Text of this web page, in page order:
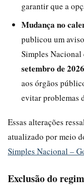
garantir que a
Mudança no
publicou um
Simples Nacional
setembro de 2026
aos órgãos
evitar problemas
Essas alterações
atualizado por meio
Simples Nacional –
Exclusão do